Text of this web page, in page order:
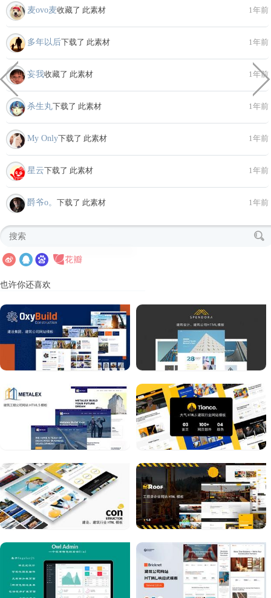
麦ovo麦收藏了 此素材 1年前
多年以后下载了 此素材 1年前
妄我收藏了 此素材 1年前
杀生丸下载了 此素材 1年前
My Only下载了 此素材 1年前
星云下载了 此素材 1年前
爵爷o。 下载了 此素材 1年前
也许你还喜欢